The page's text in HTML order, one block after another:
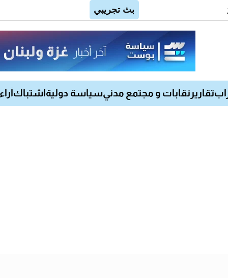
تقارير نقابات و مجتمع مدنيسياسة دولية اشتباك